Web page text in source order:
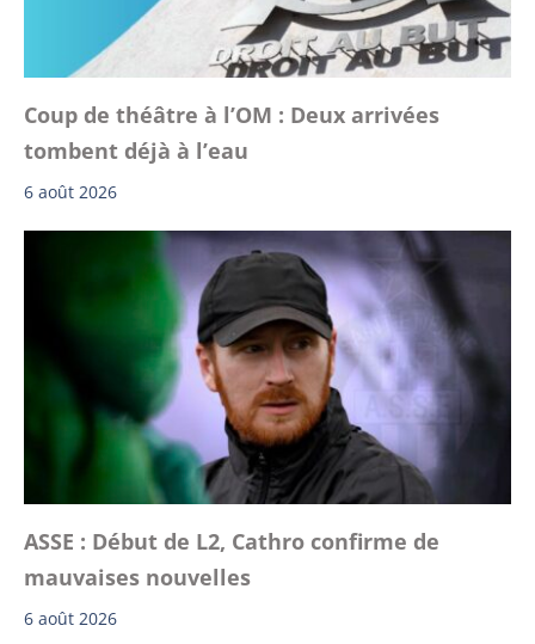
Coup de théâtre à l’OM : Deux arrivées
tombent déjà à l’eau
6 août 2026
ASSE : Début de L2, Cathro confirme de
mauvaises nouvelles
6 août 2026